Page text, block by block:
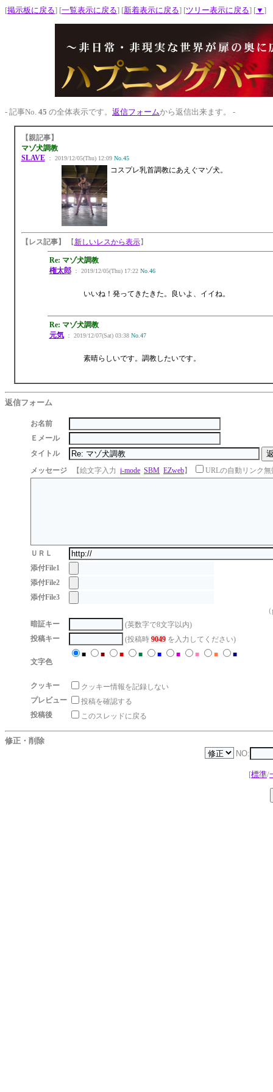
[掲示板に戻る] [一覧表示に戻る] [新着表示に戻る] [ツリー表示に戻る] [▼ ]
- 記事No. 45 の全体表示です。 返信フォームから返信出来ます。 -
【親記事】
マゾ犬調教
SLAVE： 2019/12/05(Thu) 12:09 No.45
コスプレ乳首調教にあえぐマゾ犬。
【レス記事】 【新しいレスから表示】
Re: マゾ犬調教
権太郎： 2019/12/05(Thu) 17:22 No.46
いいね！発ってきたきた。良いよ、イイね。
Re: マゾ犬調教
元気： 2019/12/07(Sat) 03:38 No.47
素晴らしいです。調教したいです。
返信フォーム
お名前
Ｅメール
タイトル
メッセージ
【絵文字入力 i-mode SBM EZweb】 URLの自動リンク無
ＵＲＬ
添付File1
添付File2
添付File3
暗証キー
(英数字で8文字以内)
投稿キー
(投稿時 9049 を入力してください)
文字色
■ ■ ■ ■ ■ ■ ■ ■ ■
クッキー
クッキー情報を記録しない
プレビュー
投稿を確認する
投稿後
このスレッドに戻る
修正・削除
NO:
[標準/